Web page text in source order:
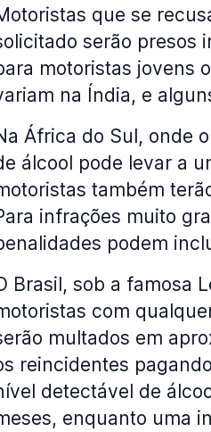
que se
serão presos
motoristas jovens
na Índia, e
África do Sul, onde
álcool pode levar a
também
infrações muito
podem
Brasil, sob a famosa
com
multados em
reincidentes
detectável de
enquanto uma